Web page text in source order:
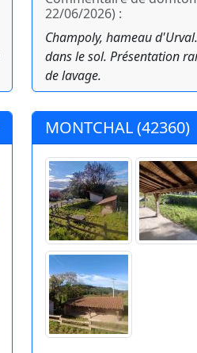
22/06/2026) :
Champoly, hameau
dans le sol. Présentation
de lavage.
MONTCHAL (42360)